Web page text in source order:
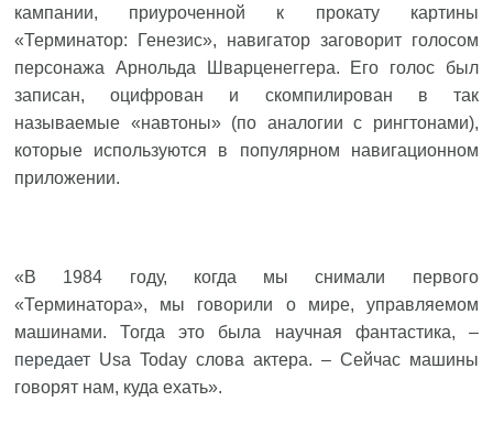
кампании, приуроченной к прокату картины
«Терминатор: Генезис», навигатор заговорит голосом
персонажа Арнольда Шварценеггера. Его голос был
записан, оцифрован и скомпилирован в так
называемые «навтоны» (по аналогии с рингтонами),
которые используются в популярном навигационном
приложении.
«В 1984 году, когда мы снимали первого
«Терминатора», мы говорили о мире, управляемом
машинами. Тогда это была научная фантастика, –
передает Usa Today слова актера. – Сейчас машины
говорят нам, куда ехать».